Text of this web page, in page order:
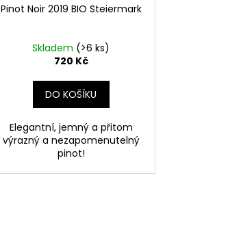
Pinot Noir 2019 BIO Steiermark
Skladem (>6 ks)
720 Kč
DO KOŠÍKU
Elegantní, jemný a přitom
výrazný a nezapomenutelný
pinot!